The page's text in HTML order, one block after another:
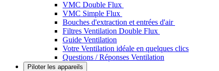
VMC Double Flux
VMC Simple Flux
Bouches d'extraction et entrées d'air
Filtres Ventilation Double Flux
Guide Ventilation
Votre Ventilation idéale en quelques clics
Questions / Réponses Ventilation
Piloter les appareils